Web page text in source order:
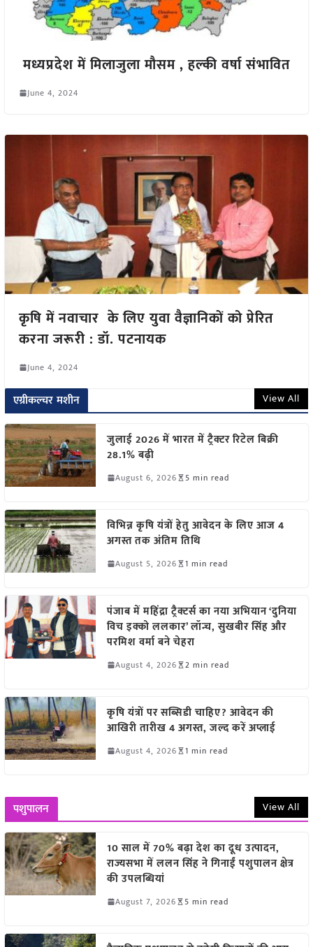
मध्यप्रदेश में मिलाजुला मौसम , हल्की वर्षा संभावित
June 4, 2024
कृषि में नवाचार के लिए युवा वैज्ञानिकों को प्रेरित
करना जरूरी : डॉ. पटनायक
June 4, 2024
एग्रीकल्चर मशीन View All
जुलाई 2026 में भारत में ट्रैक्टर रिटेल बिक्री
28.1% बढ़ी
August 6, 2026 5 min read
विभिन्न कृषि यंत्रों हेतु आवेदन के लिए आज 4
अगस्त तक अंतिम तिथि
August 5, 2026 1 min read
पंजाब में महिंद्रा ट्रैक्टर्स का नया अभियान ‘दुनिया
विच इक्को ललकार’ लॉन्च, सुखबीर सिंह और
परमिश वर्मा बने चेहरा
August 4, 2026 2 min read
कृषि यंत्रों पर सब्सिडी चाहिए? आवेदन की
आखिरी तारीख 4 अगस्त, जल्द करें अप्लाई
August 4, 2026 1 min read
पशुपालन View All
10 साल में 70% बढ़ा देश का दूध उत्पादन,
राज्यसभा में ललन सिंह ने गिनाईं पशुपालन क्षेत्र
की उपलब्धियां
August 7, 2026 5 min read